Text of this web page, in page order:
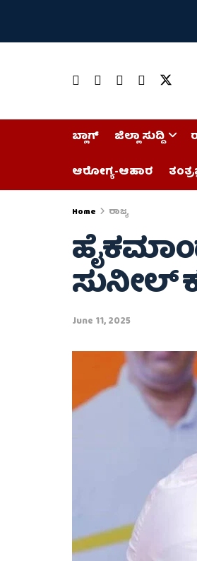
ಬ್ಲಾಗ್ ಜಿಲ್ಲಾ ಸುದ್ದಿ
ಆರೋಗ್ಯ-ಆಹಾರ
Home ರಾಜ್ಯ
ಸುನೀಲ್
June 11, 2025